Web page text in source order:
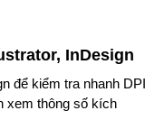
InDesign
để kiểm tra nhanh DPI
xem thông số kích